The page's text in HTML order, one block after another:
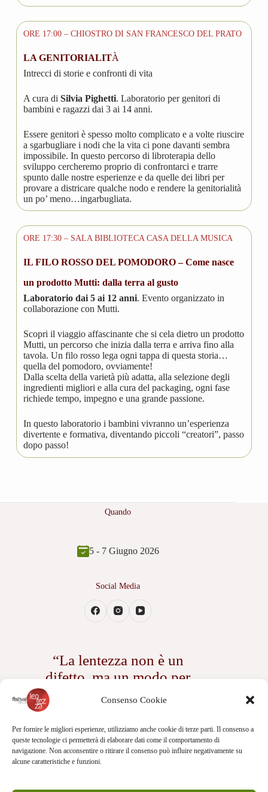
Consenso Cookie
Per fornire le migliori esperienze, utilizziamo anche cookie di terze parti. Il consenso a
queste tecnologie ci permetterà di elaborare dati come il comportamento di
navigazione. Non acconsentire o ritirare il consenso può influire negativamente su
alcune caratteristiche e funzioni.
ORE 17:00 – CHIOSTRO DI SAN FRANCESCO DEL PRATO
LA GENITORIALITÀ
Intrecci di storie e confronti di vita
A cura di Silvia Pighetti. Laboratorio per genitori di
bambini e ragazzi dai 3 ai 14 anni.
Essere genitori è spesso molto complicato e a volte riuscire
a sgarbugliare i nodi che la vita ci pone davanti sembra
impossibile. In questo percorso di libroterapia dello
sviluppo cercheremo proprio di confrontarci e trarre
spunto dalle nostre esperienze e da quelle dei libri per
provare a districare qualche nodo e rendere la genitorialità
un po’ meno…ingarbugliata.
ORE 17:30 – SALA BIBLIOTECA CASA DELLA MUSICA
IL FILO ROSSO DEL POMODORO –Come nasce
un prodotto Mutti: dalla terra al gusto
Laboratorio dai 5 ai 12 anni. Evento organizzato in
collaborazione con Mutti.
Scopri il viaggio affascinante che si cela dietro un prodotto
Mutti, un percorso che inizia dalla terra e arriva fino alla
tavola. Un filo rosso lega ogni tappa di questa storia…
quella del pomodoro, ovviamente!
Dalla scelta della varietà più adatta, alla selezione degli
ingredienti migliori e alla cura del packaging, ogni fase
richiede tempo, impegno e una grande passione.
In questo laboratorio i bambini vivranno un’esperienza
divertente e formativa, diventando piccoli “creatori”, passo
dopo passo!
Quando
5 - 7 Giugno 2026
Social Media
“La lentezza non è un
difetto, ma un modo per
assaporare ogni istante della
— Romana Petri